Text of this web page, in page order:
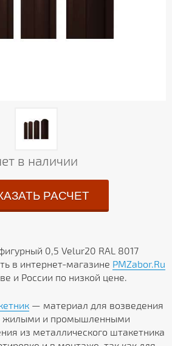
в наличии
РАСЧЕТ
0,5 Velur20 RAL 8017
в интернет-магазине PMZabor.Ru
и России по низкой цене.
— материал для возведения
жилыми и промышленными
из металлического штакетника